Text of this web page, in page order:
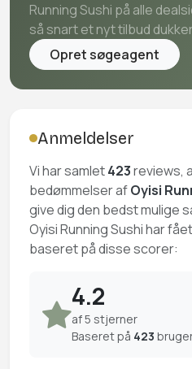
Running Sushi på alle
så snart et nyt tilbud
Opret søgeagent
Anmeldelser
Vi har samlet423reviews,
bedømmelser afOyisi
give dig den bedst mulige
Oyisi Running Sushi har fået
baseret på disse scorer:
4.2
af 5 stjerner
Baseret på 423